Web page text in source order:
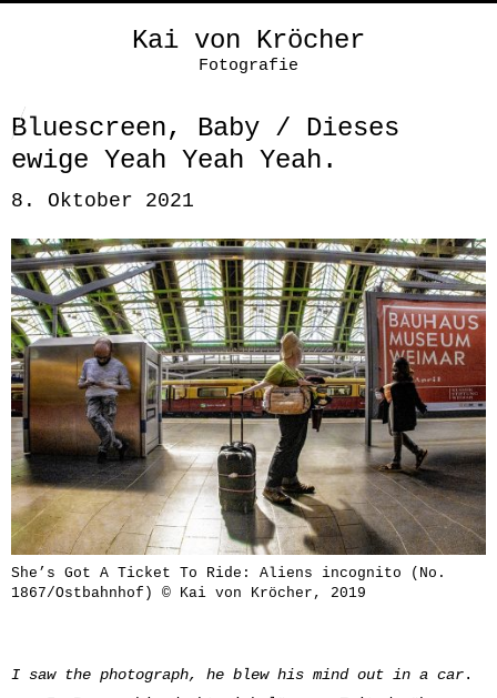
Kai von Kröcher
Fotografie
Bluescreen, Baby / Dieses
ewige Yeah Yeah Yeah.
8. Oktober 2021
She’s Got A Ticket To Ride: Aliens incognito (No.
1867/Ostbahnhof) © Kai von Kröcher, 2019
I saw the photograph, he blew his mind out in a car.